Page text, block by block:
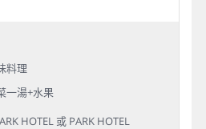
料理
一湯+水果
HOTEL 或 PARK HOTEL